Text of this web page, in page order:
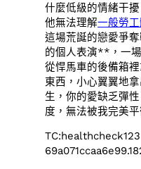
什麼低級的情緒干
他無法理解一般勞
這場荒誕的戀愛爭
的個人表演**，一
從悍馬車的後備箱
東西，小心翼翼地
生，你的愛缺乏彈
度，無法被我完美平
TC:healthcheck123